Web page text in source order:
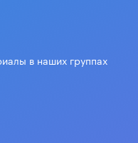
в наших группах